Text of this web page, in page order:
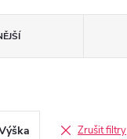
Zrušit filtry